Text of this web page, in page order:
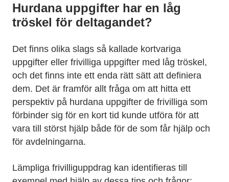
Hurdana uppgifter har en låg
tröskel för deltagandet?
Det finns olika slags så kallade kortvariga
uppgifter eller frivilliga uppgifter med låg tröskel,
och det finns inte ett enda rätt sätt att definiera
dem. Det är framför allt fråga om att hitta ett
perspektiv på hurdana uppgifter de frivilliga som
förbinder sig för en kort tid kunde utföra för att
vara till störst hjälp både för de som får hjälp och
för avdelningarna.
Lämpliga frivilliguppdrag kan identifieras till